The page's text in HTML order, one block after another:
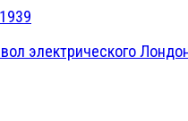
электрического